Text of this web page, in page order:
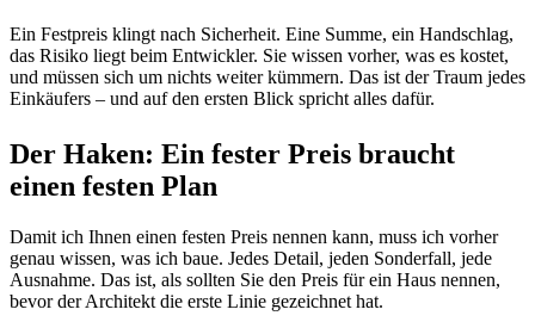
Ein Festpreis klingt nach Sicherheit. Eine Summe, ein Handschlag,
das Risiko liegt beim Entwickler. Sie wissen vorher, was es kostet,
und müssen sich um nichts weiter kümmern. Das ist der Traum jedes
Einkäufers – und auf den ersten Blick spricht alles dafür.
Der Haken: Ein fester Preis braucht
einen festen Plan
Damit ich Ihnen einen festen Preis nennen kann, muss ich vorher
genau wissen, was ich baue. Jedes Detail, jeden Sonderfall, jede
Ausnahme. Das ist, als sollten Sie den Preis für ein Haus nennen,
bevor der Architekt die erste Linie gezeichnet hat.